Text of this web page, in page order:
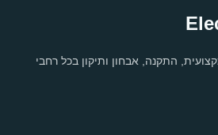
התקנה, אבחון ותיקון בכל רחבי